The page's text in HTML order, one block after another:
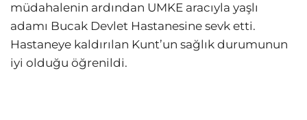
müdahalenin ardından UMKE aracıyla yaşlı
adamı Bucak Devlet Hastanesine sevk etti.
Hastaneye kaldırılan Kunt’un sağlık durumunun
iyi olduğu öğrenildi.